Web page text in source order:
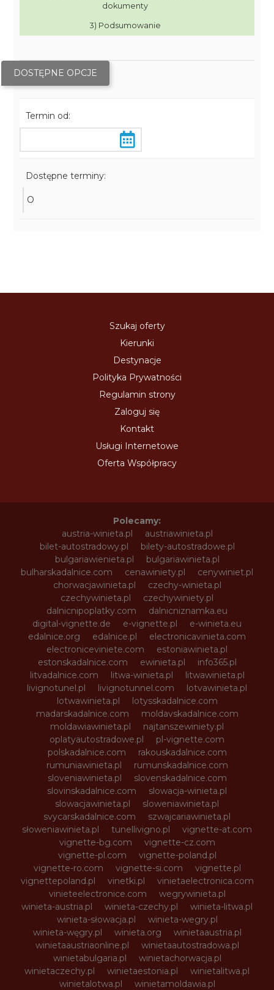
dokumenty
3) Podsumowanie
DOSTĘPNE OPCJE
Termin od:
Dostępne terminy:
O
Szukaj oferty
Kierunki
Destynacje
Polityka Prywatności
Regulamin strony
Zaloguj się
Kontakt
Usługi Internetowe
Oferta Współpracy
Polecamy:
austria-winieta.pl
austriawinieta.pl
bilet-autostradowy.pl
bilety-autostradowe.pl
bulgariawienieta.pl
bulgariawinieta.pl
bulharskadalnice.com
cenawiniety.pl
cenywiniet.pl
chorwacjawinieta.pl
czechy-winieta.pl
czechywinieta.pl
czechywiniety.pl
dalnicnipoplatky.com
dalnicniznamka.eu
digital-vignette.de
e-vignette.pl
e-winieta.eu
edalnice.org
edalnice.pl
electronicavinieta.com
electroniceviniete.com
estoniawinieta.pl
estonskadalnice.com
ewinieta.pl
info365.pl
litvadalnice.com
litwa-winieta.pl
litwawinieta.pl
livignotunel.pl
livignotunnel.com
lotvawinieta.pl
lotwawinieta.pl
lotysskadalnice.com
madarskadalnice.com
moldavskadalnice.com
moldawiawinieta.pl
najtanszewiniety.pl
oplatyautostradowe.pl
pl-vignette.com
polskadalnice.com
rakouskadalnice.com
rumuniawinieta.pl
rumunskadalnice.com
sloveniawinieta.pl
slovenskadalnice.com
slovinskadalnice.com
slowacja-winieta.pl
slowacjawinieta.pl
sloweniawinieta.pl
svycarskadalnice.com
szwajcariawinieta.pl
słoweniawinieta.pl
tunellivigno.pl
vignette-at.com
vignette-bg.com
vignette-cz.com
vignette-pl.com
vignette-poland.pl
vignette-ro.com
vignette-si.com
vignette.pl
vignettepoland.pl
vinetki.pl
vinietaelectronica.com
vinieteelectronice.com
wegrywinieta.pl
winieta-austria.pl
winieta-czechy.pl
winieta-litwa.pl
winieta-słowacja.pl
winieta-wegry.pl
winieta-węgry.pl
winieta.org
winietaaustria.pl
winietaaustriaonline.pl
winietaautostradowa.pl
winietabulgaria.pl
winietachorwacja.pl
winietaczechy.pl
winietaestonia.pl
winietalitwa.pl
winietalotwa.pl
winietamoldawia.pl